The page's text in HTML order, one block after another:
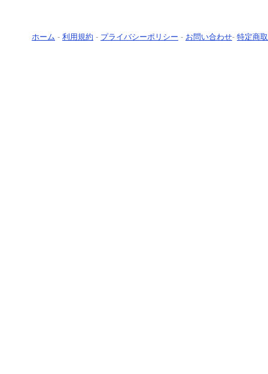
ホーム - 利用規約 - プライバシーポリシー - お問い合わせ- 特定商